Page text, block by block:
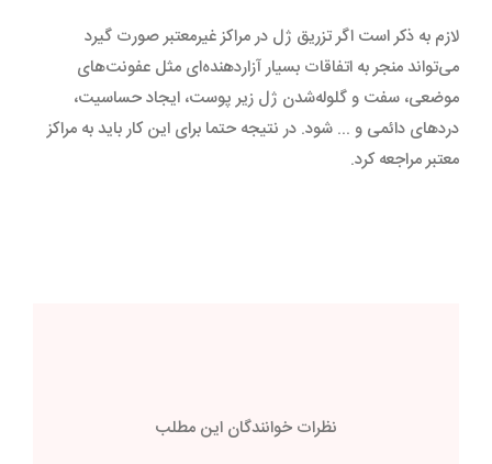
لازم به ذکر است اگر تزریق ژل در مراکز غیرمعتبر صورت گیرد
می‌تواند منجر به اتفاقات بسیار آزار‌دهنده‌ای مثل عفونت‌های
موضعی، سفت و گلوله‌شدن ژل زیر پوست، ایجاد حساسیت،
دردهای دائمی و ... شود. در نتیجه حتما برای این کار باید به مراکز
معتبر مراجعه کرد.
نظرات خوانندگان این مطلب